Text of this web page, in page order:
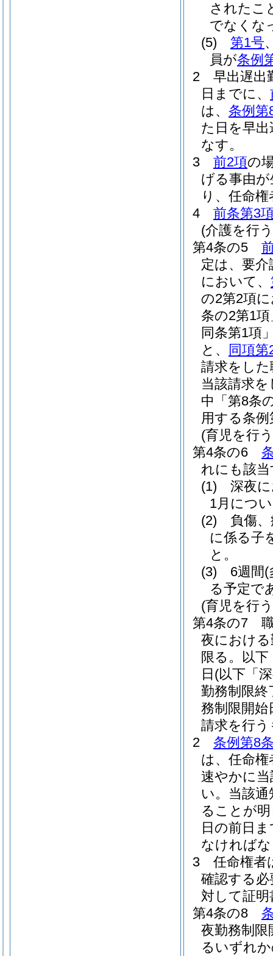
されたこ
でなくな
(5)
第1号
員が条例
2
早出遅出
日までに、
は、 条例第
た日を早
なす。
3
前2項の
げる事由
り、任命
4
前条第3
(介護を行
第4条の5
定は、要
において、
の2第2項
条の2第1
同条第1項
と、
同項第
請求をし
当該請求
中「第8条
用する条
(育児を行
第4条の6
れにも該
(1)
深夜
1月につ
(2)
負傷
に係る子
と。
(3)
6週間(
る予定で
(育児を行
第4条の7
夜におけ
限る。以
日 (以下「
勤務制限終
務制限開
請求を行
2
条例第8
は、任命
速やかに
い。 当該
ることが
日の前日
なければ
3
任命権者
確認する
対して証
第4条の8
夜勤務制
るいずれ